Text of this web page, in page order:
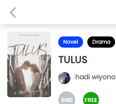
Novel Drama
TULUS
hadi wiyono